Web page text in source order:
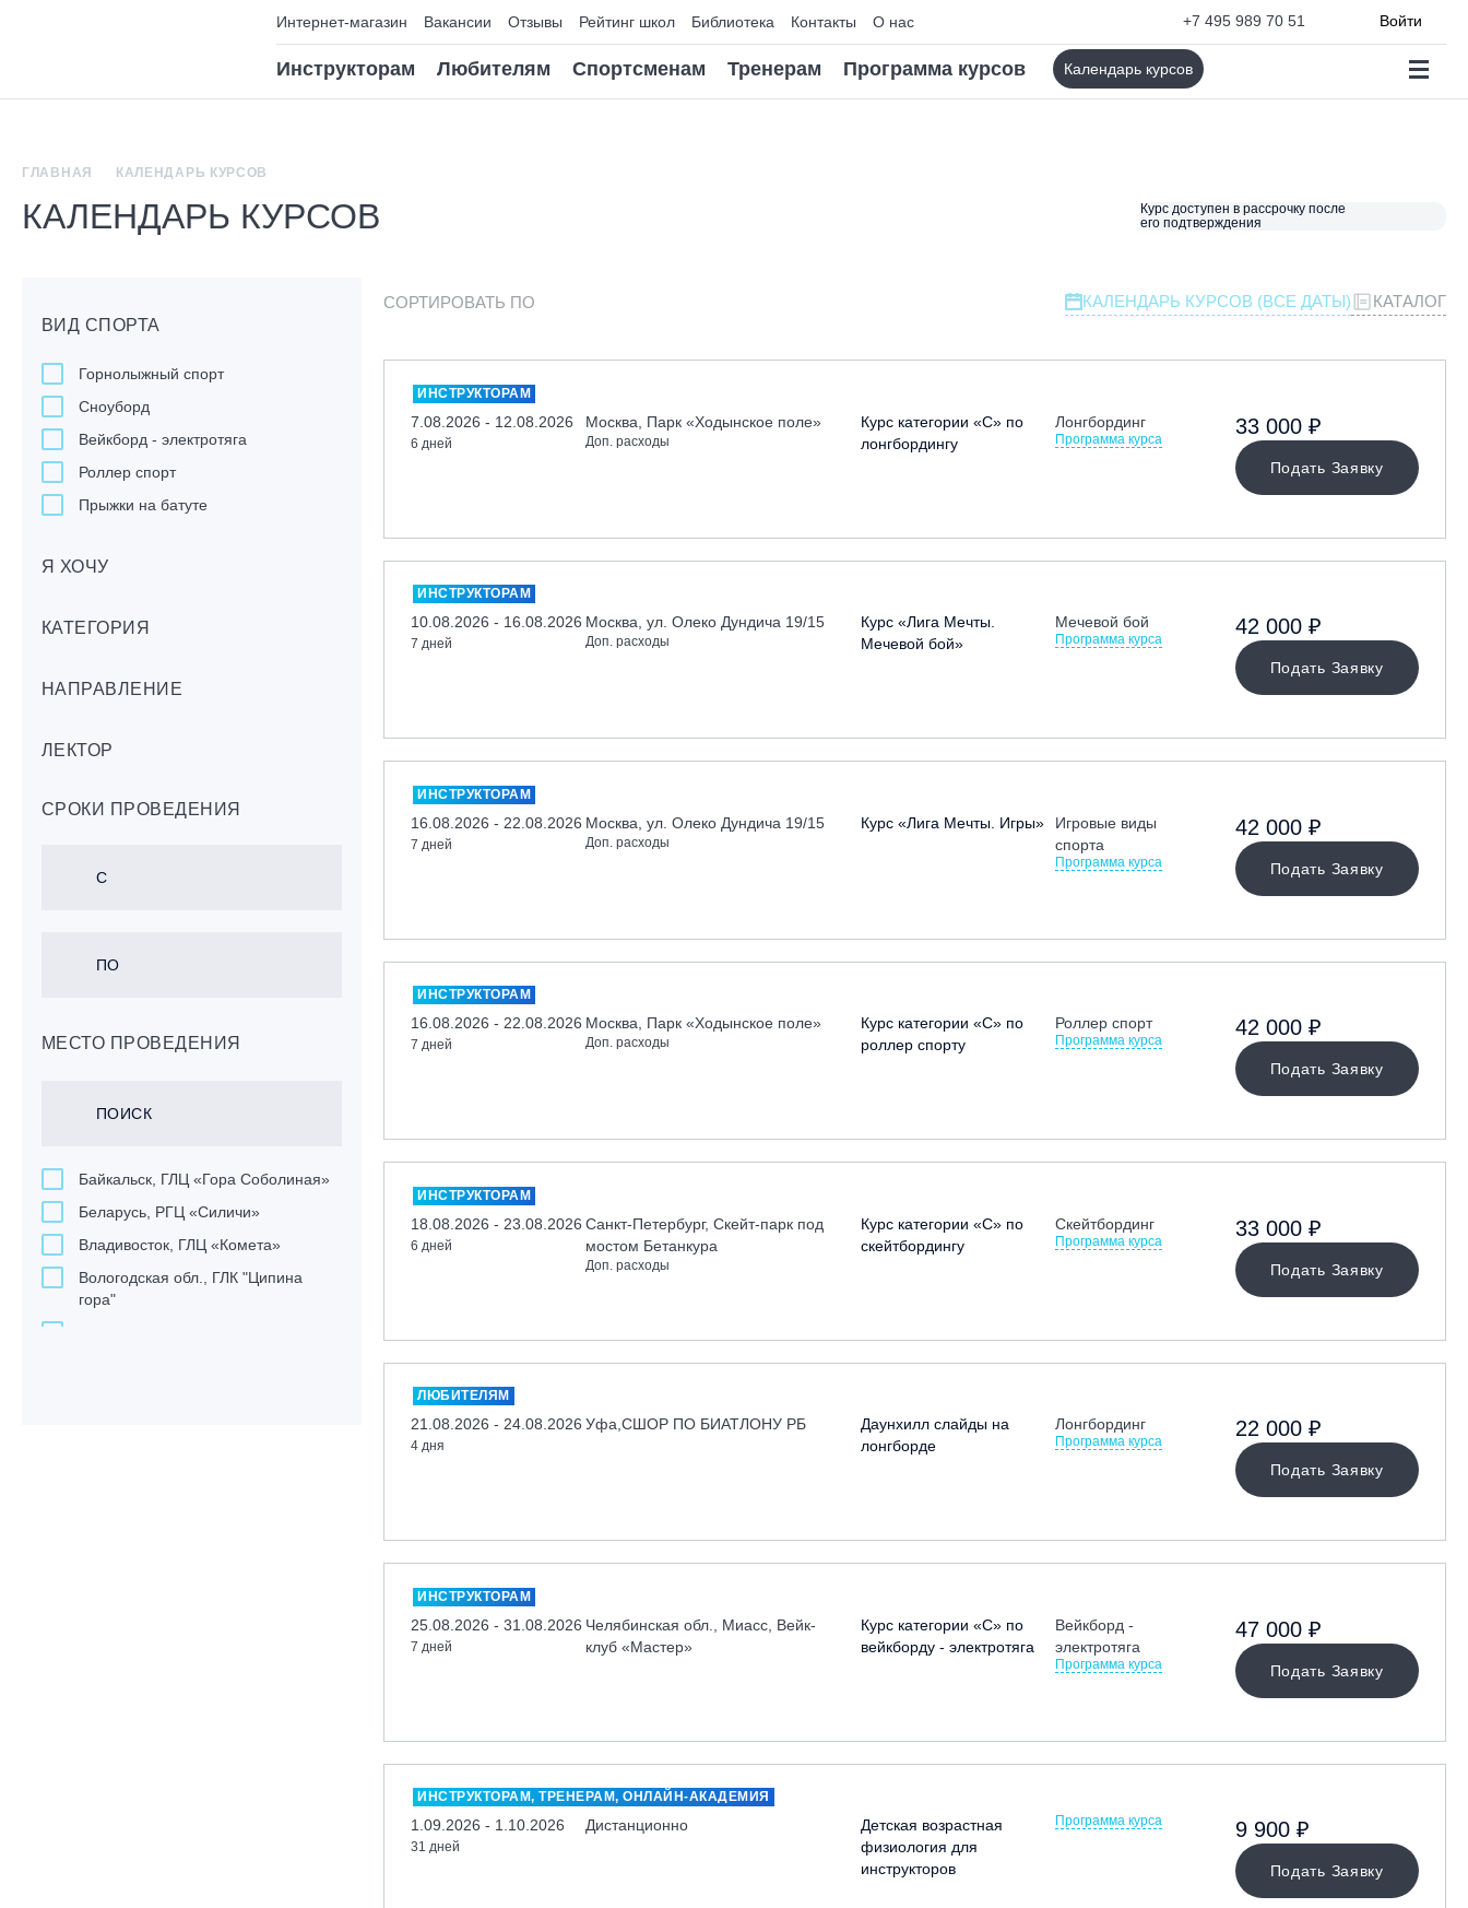
Интернет-магазин Вакансии Отзывы Рейтинг школ Библиотека Контакты О нас +7 495 989 70 51 Войти
Инструкторам Любителям Спортсменам Тренерам Программа курсов Календарь курсов
ГЛАВНАЯ КАЛЕНДАРЬ КУРСОВ
КАЛЕНДАРЬ КУРСОВ
Курс доступен в рассрочку после
его подтверждения
ВИД СПОРТА
Горнолыжный спорт
Сноуборд
Вейкборд - электротяга
Роллер спорт
Прыжки на батуте
Лонгбординг
бордах
Игровые виды спорта
Мечевой бой
Я ХОЧУ
КАТЕГОРИЯ
НАПРАВЛЕНИЕ
ЛЕКТОР
СРОКИ ПРОВЕДЕНИЯ
МЕСТО ПРОВЕДЕНИЯ
Байкальск, ГЛЦ «Гора Соболиная»
Беларусь, РГЦ «Силичи»
Владивосток, ГЛЦ «Комета»
Вологодская обл., ГЛК "Ципина
гора"
СОРТИРОВАТЬ ПО КАЛЕНДАРЬ КУРСОВ (ВСЕ ДАТЫ) КАТАЛОГ
ИНСТРУКТОРАМ
7.08.2026 - 12.08.2026
6 дней
Москва, Парк «Ходынское поле»
Доп. расходы
Курс категории «С» по
лонгбордингу
Лонгбординг
Программа курса
Подать Заявку
33 000 ₽
ИНСТРУКТОРАМ
10.08.2026 - 16.08.2026
7 дней
Москва, ул. Олеко Дундича 19/15
Доп. расходы
Курс «Лига Мечты.
Мечевой бой»
Мечевой бой
Программа курса
Подать Заявку
42 000 ₽
ИНСТРУКТОРАМ
16.08.2026 - 22.08.2026
7 дней
Москва, ул. Олеко Дундича 19/15
Доп. расходы
Курс «Лига Мечты. Игры»
Игровые виды
спорта
Программа курса Подать Заявку
42 000 ₽
ИНСТРУКТОРАМ
16.08.2026 - 22.08.2026
7 дней
Москва, Парк «Ходынское поле»
Доп. расходы
Курс категории «С» по
роллер спорту
Роллер спорт
Программа курса
Подать Заявку
42 000 ₽
ИНСТРУКТОРАМ
18.08.2026 - 23.08.2026
6 дней
Санкт-Петербург, Скейт-парк под
мостом Бетанкура
Доп. расходы
Курс категории «С» по
скейтбордингу
Скейтбординг
Программа курса
Подать Заявку
33 000 ₽
ЛЮБИТЕЛЯМ
21.08.2026 - 24.08.2026
4 дня
Уфа,СШОР ПО БИАТЛОНУ РБ
Даунхилл слайды на
лонгборде
Лонгбординг
Программа курса
Подать Заявку
22 000 ₽
ИНСТРУКТОРАМ
25.08.2026 - 31.08.2026
7 дней
Челябинская обл., Миасс, Вейк-
клуб «Мастер»
Курс категории «С» по
вейкборду - электротяга
Вейкборд -
электротяга
Программа курса Подать Заявку
47 000 ₽
ИНСТРУКТОРАМ, ТРЕНЕРАМ, ОНЛАЙН-АКАДЕМИЯ
1.09.2026 - 1.10.2026
31 дней
Дистанционно
Детская возрастная
физиология для
инструкторов
Программа курса
Подать Заявку
9 900 ₽